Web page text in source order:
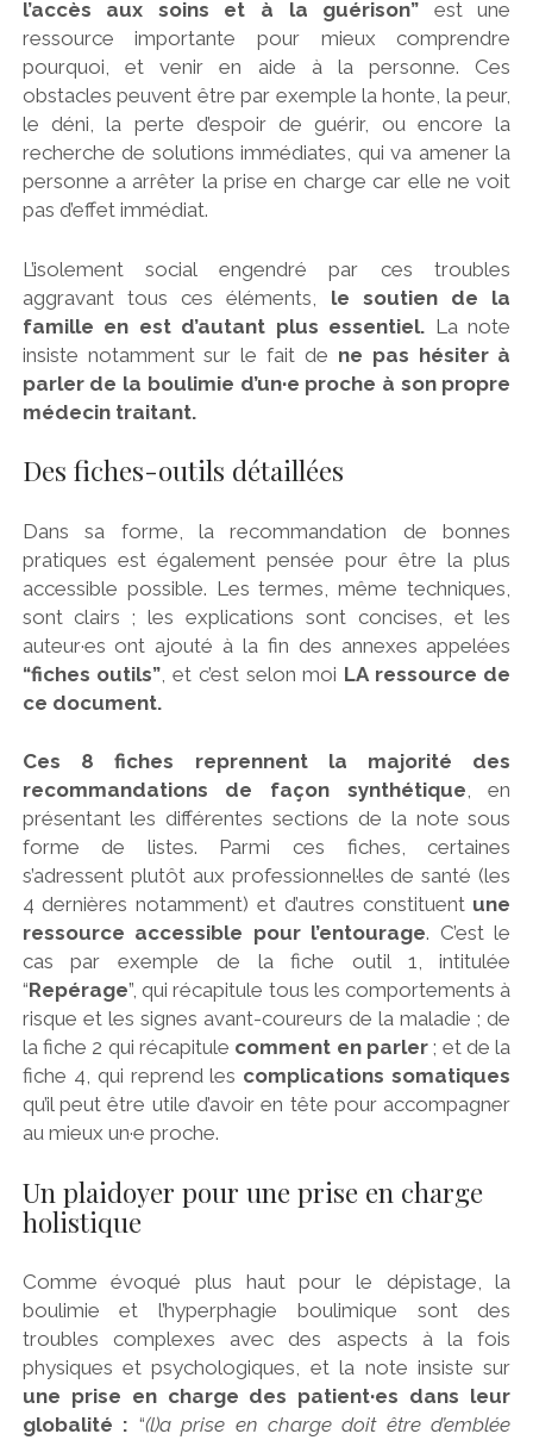
l’accès aux soins et à la guérison” est une
ressource importante pour mieux comprendre
pourquoi, et venir en aide à la personne. Ces
obstacles peuvent être par exemple la honte, la peur,
le déni, la perte d’espoir de guérir, ou encore la
recherche de solutions immédiates, qui va amener la
personne a arrêter la prise en charge car elle ne voit
pas d’effet immédiat.
L’isolement social engendré par ces troubles
aggravant tous ces éléments, le soutien de la
famille en est d’autant plus essentiel. La note
insiste notamment sur le fait de ne pas hésiter à
parler de la boulimie d’un·e proche à son propre
médecin traitant.
Des fiches-outils détaillées
Dans sa forme, la recommandation de bonnes
pratiques est également pensée pour être la plus
accessible possible. Les termes, même techniques,
sont clairs ; les explications sont concises, et les
auteur·es ont ajouté à la fin des annexes appelées
“fiches outils” , et c’est selon moi LA ressource de
ce document.
Ces 8 fiches reprennent la majorité des
recommandations de façon synthétique, en
présentant les différentes sections de la note sous
forme de listes. Parmi ces fiches, certaines
s’adressent plutôt aux professionnel·les de santé (les
4 dernières notamment) et d’autres constituent une
ressource accessible pour l’entourage. C’est le
cas par exemple de la fiche outil 1, intitulée
“Repérage”, qui récapitule tous les comportements à
risque et les signes avant-coureurs de la maladie ; de
la fiche 2 qui récapitule comment en parler ; et de la
fiche 4, qui reprend les complications somatiques
qu’il peut être utile d’avoir en tête pour accompagner
au mieux un·e proche.
Un plaidoyer pour une prise en charge
holistique
Comme évoqué plus haut pour le dépistage, la
boulimie et l’hyperphagie boulimique sont des
troubles complexes avec des aspects à la fois
physiques et psychologiques, et la note insiste sur
une prise en charge des patient·es dans leur
globalité : “(l)a prise en charge doit être d’emblée